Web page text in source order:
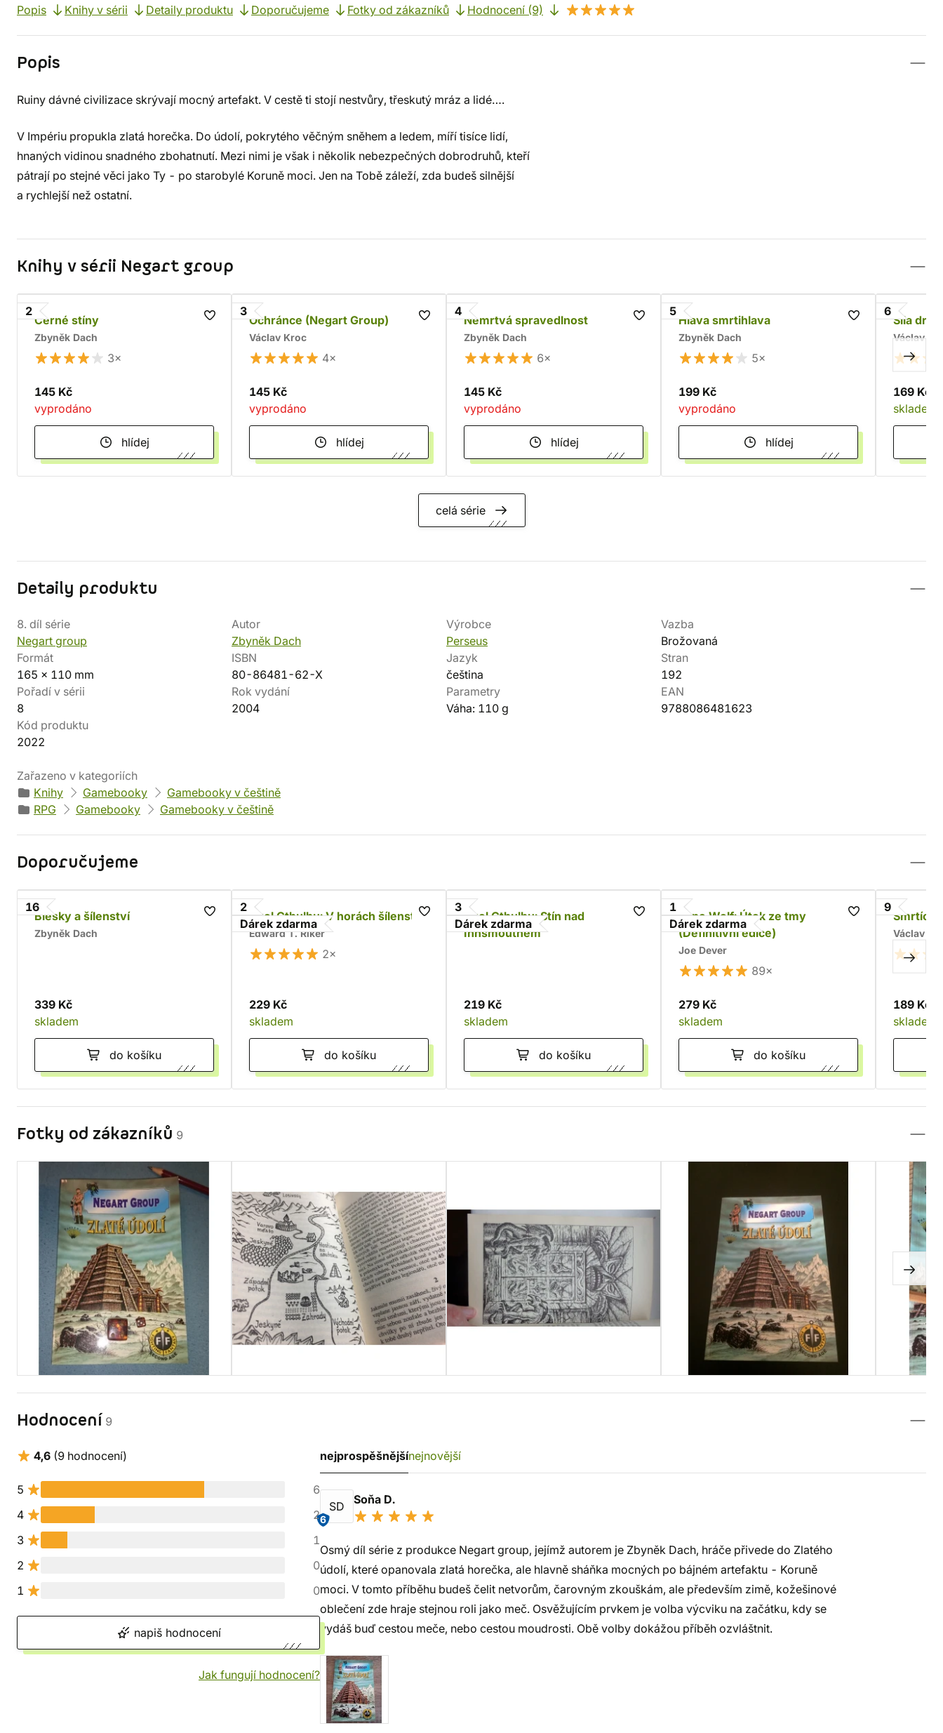
Popis Knihy v sérii Detaily produktu Doporučujeme Fotky od zákazníků Hodnocení (9)
Popis
Ruiny dávné civilizace skrývají mocný artefakt. V cestě ti stojí nestvůry, třeskutý mráz a lidé….
V Impériu propukla zlatá horečka. Do údolí, pokrytého věčným sněhem a ledem, míří tisíce lidí,
hnaných vidinou snadného zbohatnutí. Mezi nimi je však i několik nebezpečných dobrodruhů, kteří
pátrají po stejné věci jako Ty - po starobylé Koruně moci. Jen na Tobě záleží, zda budeš silnější
a rychlejší než ostatní.
Knihy v sérii Negart group
2
Černé stíny
Zbyněk Dach
3×
145 Kč
vyprodáno
hlídej
3
Ochránce (Negart Group)
Václav Kroc
4×
145 Kč
vyprodáno
hlídej
4
Nemrtvá spravedlnost
Zbyněk Dach
6×
145 Kč
vyprodáno
hlídej
5
Hlava smrtihlava
Zbyněk Dach
5×
199 Kč
vyprodáno
hlídej
6
Síla
Václav
169 Kč
skladem
celá série
Detaily produktu
8. díl série
Negart group
Autor
Zbyněk Dach
Výrobce
Perseus
Vazba
Brožovaná
Formát
165 x 110 mm
ISBN
80-86481-62-X
Jazyk
čeština
Stran
192
Pořadí v sérii
8
Rok vydání
2004
Parametry
Váha: 110 g
EAN
9788086481623
Kód produktu
2022
Zařazeno v kategoriích
Knihy
Gamebooky
Gamebooky v češtině
RPG
Gamebooky Gamebooky v češtině
Doporučujeme
16
Blesky a šílenství
Zbyněk Dach
339 Kč
skladem
do košíku
2
Dárek zdarma
Zvol Cthulhu: V horách šílenství
Edward T. Riker
2×
229 Kč
skladem
do košíku
3
Dárek zdarma
Zvol Cthulhu: Stín nad
Innsmouthem
219 Kč
skladem
do košíku
1
Dárek zdarma
Lone Wolf: Útok ze tmy
(Definitivní edice)
Joe Dever
89×
279 Kč
skladem
do košíku
9
Smrtící
Václav
189 Kč
skladem
Fotky od zákazníků 9
Hodnocení 9
4,6 (9 hodnocení)
5
6
4
2
3
1
2
0
1
0
napiš hodnocení
Jak fungují hodnocení?
nejprospěšnějšínejnovější
SD
6
Soňa D.
Osmý díl série z produkce Negart group, jejímž autorem je Zbyněk Dach, hráče přivede do Zlatého
údolí, které opanovala zlatá horečka, ale hlavně sháňka mocných po bájném artefaktu - Koruně
moci. V tomto příběhu budeš čelit netvorům, čarovným zkouškám, ale především zimě, kožešinové
oblečení zde hraje stejnou roli jako meč. Osvěžujícím prvkem je volba výcviku na začátku, kdy se
vydáš buď cestou meče, nebo cestou moudrosti. Obě volby dokážou příběh ozvláštnit.